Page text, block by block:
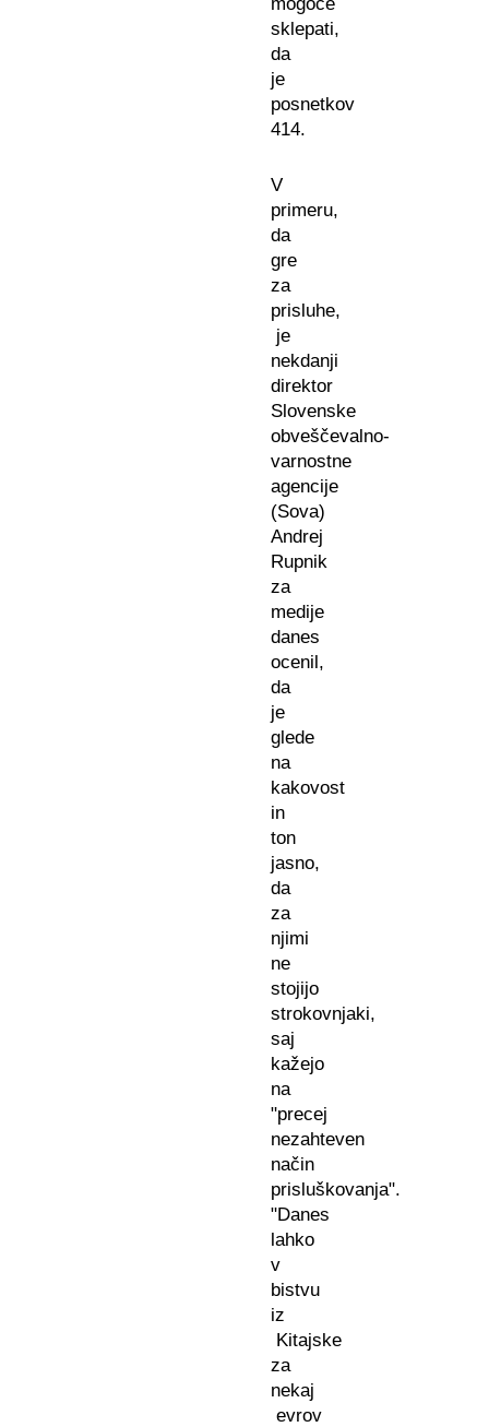
sklepati,
da
je
posnetkov
414.
V
primeru,
da
gre
za
prisluhe,
je
nekdanji
direktor
Slovenske
obveščevalno-
varnostne
agencije
(Sova)
Andrej
Rupnik
za
medije
danes
ocenil,
da
je
glede
na
kakovost
in
ton
jasno,
da
za
njimi
ne
stojijo
strokovnjaki,
saj
kažejo
na
"precej
nezahteven
način
prisluškovanja".
"Danes
lahko
v
bistvu
iz
Kitajske
za
nekaj
evrov